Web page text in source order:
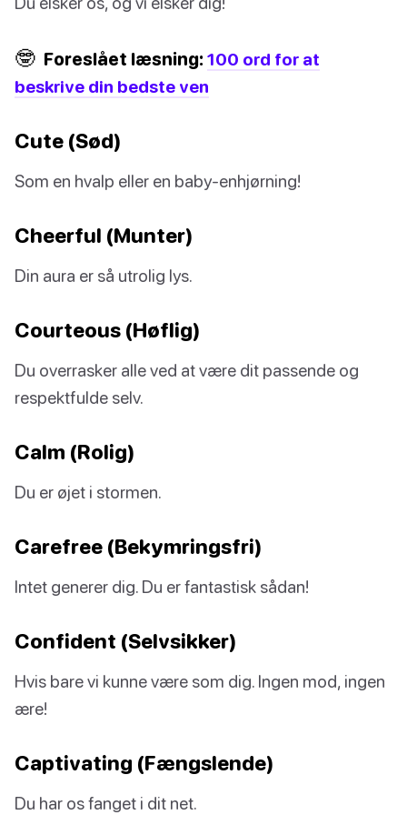
🤓 Foreslået læsning: 100 ord for at
beskrive din bedste ven
Cute (Sød)
Som en hvalp eller en baby-enhjørning!
Cheerful (Munter)
Din aura er så utrolig lys.
Courteous (Høflig)
Du overrasker alle ved at være dit passende og
respektfulde selv.
Calm (Rolig)
Du er øjet i stormen.
Carefree (Bekymringsfri)
Intet generer dig. Du er fantastisk sådan!
Confident (Selvsikker)
Hvis bare vi kunne være som dig. Ingen mod, ingen
ære!
Captivating (Fængslende)
Du har os fanget i dit net.